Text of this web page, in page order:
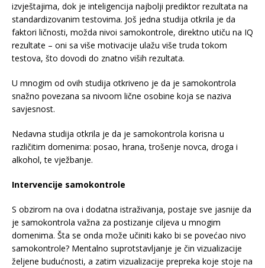
izvještajima, dok je inteligencija najbolji prediktor rezultata na
standardizovanim testovima. Još jedna studija otkrila je da
faktori ličnosti, možda nivoi samokontrole, direktno utiču na IQ
rezultate – oni sa više motivacije ulažu više truda tokom
testova, što dovodi do znatno viših rezultata.
U mnogim od ovih studija otkriveno je da je samokontrola
snažno povezana sa nivoom lične osobine koja se naziva
savjesnost.
Nedavna studija otkrila je da je samokontrola korisna u
različitim domenima: posao, hrana, trošenje novca, droga i
alkohol, te vježbanje.
Intervencije samokontrole
S obzirom na ova i dodatna istraživanja, postaje sve jasnije da
je samokontrola važna za postizanje ciljeva u mnogim
domenima. Šta se onda može učiniti kako bi se povećao nivo
samokontrole? Mentalno suprotstavljanje je čin vizualizacije
željene budućnosti, a zatim vizualizacije prepreka koje stoje na